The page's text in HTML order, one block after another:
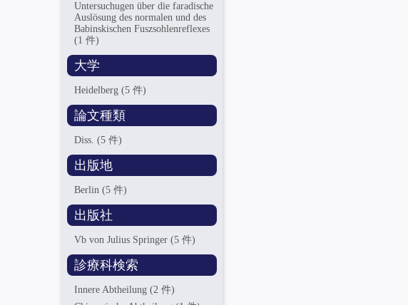
Untersuchugen über die faradische
Auslösung des normalen und des
Babinskischen Fuszsohlenreflexes
(1 件)
大学
Heidelberg(5 件)
論文種類
Diss.(5 件)
出版地
Berlin(5 件)
出版社
Vb von Julius Springer(5 件)
診療科検索
Innere Abtheilung(2 件)